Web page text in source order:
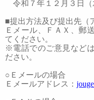
令和７年１２月３日
■提出方法及び提出先（
Ｅメール、ＦＡＸ、郵
てください。
※電話でのご意見など
ださい。
○ Ｅメールの場合
Ｅメールアドレス：